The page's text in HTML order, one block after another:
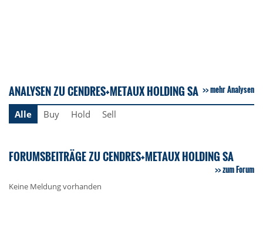
ANALYSEN ZU CENDRES+METAUX HOLDING SA mehr Analysen
Alle Buy Hold Sell
FORUMSBEITRÄGE ZU CENDRES+METAUX HOLDING SA
zum Forum
Keine Meldung vorhanden